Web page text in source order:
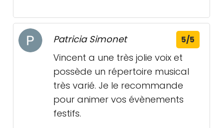
Patricia Simonet 5/5
Vincent a une très jolie voix et
possède un répertoire musical
très varié. Je le recommande
pour animer vos évènements
festifs.